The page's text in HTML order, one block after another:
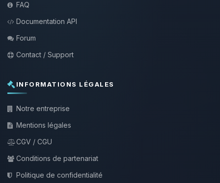
FAQ
Documentation API
Forum
Contact / Support
INFORMATIONS LÉGALES
Notre entreprise
Mentions légales
CGV / CGU
Conditions de partenariat
Politique de confidentialité